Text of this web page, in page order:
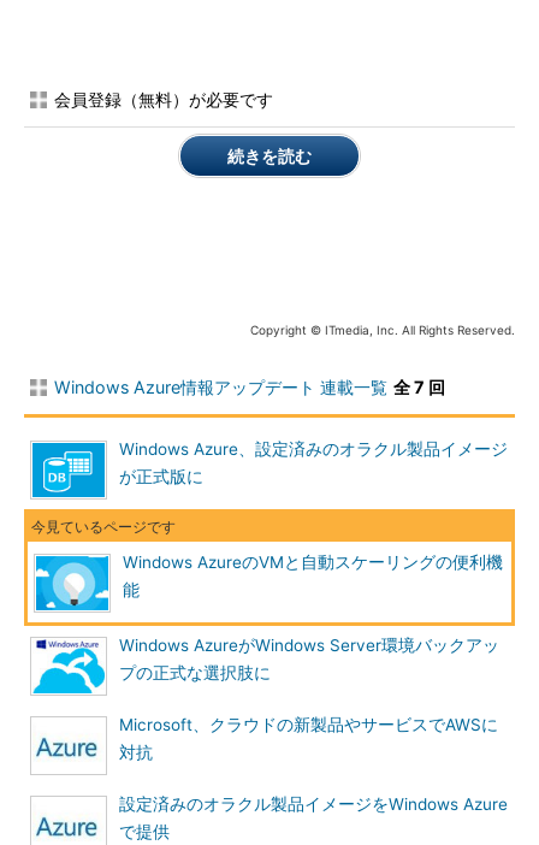
会員登録（無料）が必要です
続きを読む
Copyright © ITmedia, Inc. All Rights Reserved.
Windows Azure情報アップデート 連載一覧 全 7 回
Windows Azure、設定済みのオラクル製品イメージ
が正式版に
Windows AzureのVMと自動スケーリングの便利機
能
Windows AzureがWindows Server環境バックアッ
プの正式な選択肢に
Microsoft、クラウドの新製品やサービスでAWSに
対抗
設定済みのオラクル製品イメージをWindows Azure
で提供